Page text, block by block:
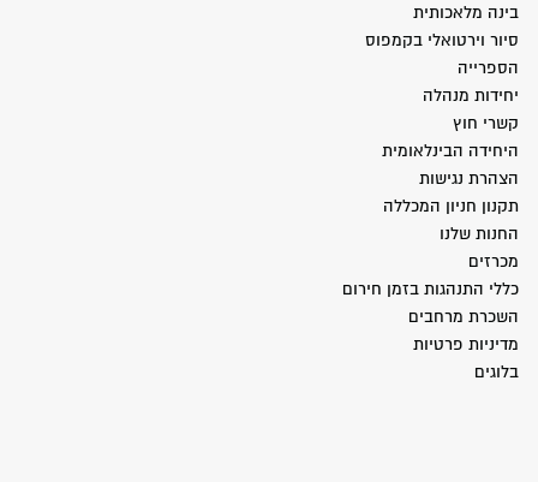
בינה מלאכותית
סיור וירטואלי בקמפוס
הספרייה
יחידות מנהלה
קשרי חוץ
היחידה הבינלאומית
הצהרת נגישות
תקנון חניון המכללה
החנות שלנו
מכרזים
כללי התנהגות בזמן חירום
השכרת מרחבים
מדיניות פרטיות
בלוגים